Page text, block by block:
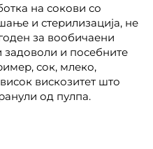
на сокови со
и стерилизација, не
за вообичаени
задоволи и посебните
сок, млеко,
вискозитет што
од пулпа.